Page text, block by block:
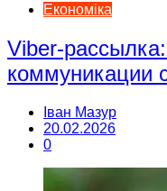
Економіка
Viber-
коммуникации
Іван Мазур
20.02.2026
0